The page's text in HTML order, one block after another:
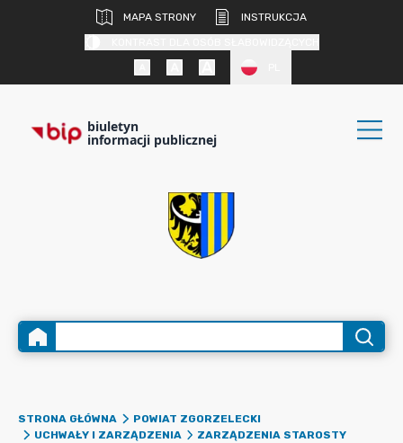
MAPA STRONY
INSTRUKCJA
biuletyn
informacji publicznej
STRONA GŁÓWNA
POWIAT ZGORZELECKI
UCHWAŁY I ZARZĄDZENIA
ZARZĄDZENIA STAROSTY